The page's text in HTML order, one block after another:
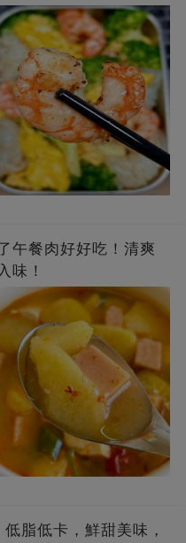
午餐肉好好吃！清爽
味！
脂低卡，鮮甜美味，